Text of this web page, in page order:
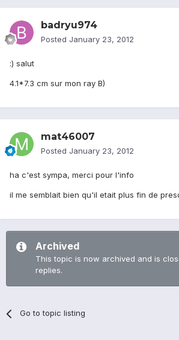
badryu974
Posted January 23, 2012
:) salut
4.1*7.3 cm sur mon ray B)
mat46007
Posted January 23, 2012
ha c'est sympa, merci pour l'info
il me semblait bien qu'il etait plus fin de
Archived
This topic is now archived and is
replies.
Go to topic listing